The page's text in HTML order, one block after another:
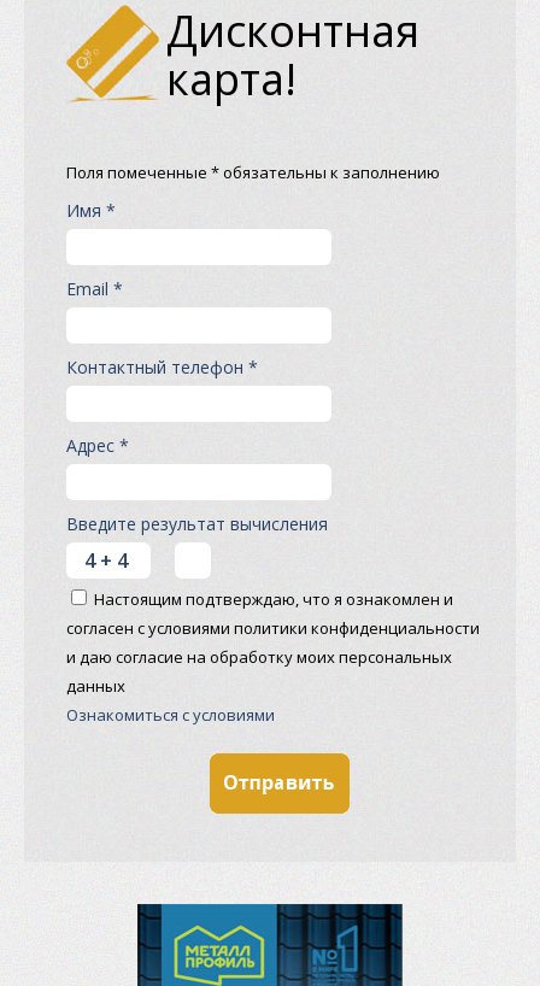
Дисконтная
карта!
Поля помеченные * обязательны к заполнению
Имя *
Email *
Контактный телефон *
Адрес *
Введите результат вычисления
Настоящим подтверждаю, что я ознакомлен и
согласен с условиями политики конфиденциальности
и даю согласие на обработку моих персональных
данных
Ознакомиться с условиями